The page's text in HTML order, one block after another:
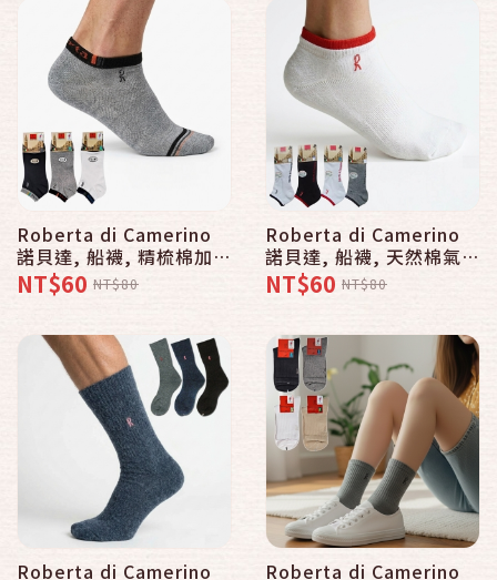
Roberta di Camerino
諾貝達, 船襪, 精梳棉加大
尺碼平面配色 款
NT$60 NT$80
Roberta di Camerino
諾貝達, 船襪, 天然棉氣墊
式毛巾 款
NT$60 NT$80
Roberta di Camerino Roberta di Camerino